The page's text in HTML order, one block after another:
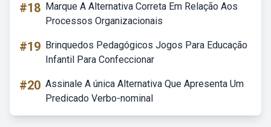
#18 Marque A Alternativa Correta Em Relação Aos
Processos Organizacionais
#19 Brinquedos Pedagógicos Jogos Para Educação
Infantil Para Confeccionar
#20 Assinale A única Alternativa Que Apresenta Um
Predicado Verbo-nominal